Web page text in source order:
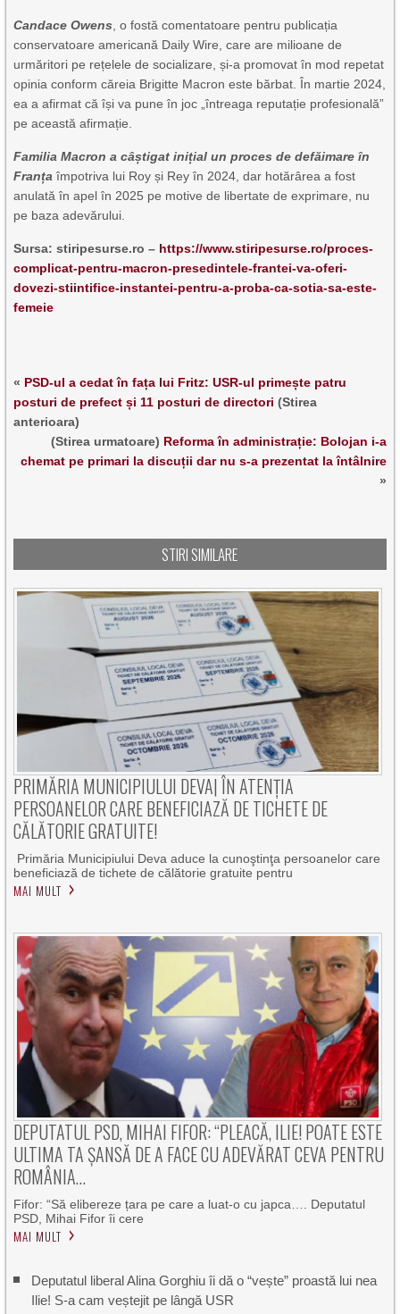
Candace Owens , o fostă comentatoare pentru publicația
conservatoare americană Daily Wire, care are milioane de
urmăritori pe rețelele de socializare, și-a promovat în mod repetat
opinia conform căreia Brigitte Macron este bărbat. În martie 2024,
ea a afirmat că își va pune în joc „întreaga reputație profesională”
pe această afirmație.
Familia Macron a câștigat inițial un proces de defăimare în
Franța împotriva lui Roy și Rey în 2024, dar hotărârea a fost
anulată în apel în 2025 pe motive de libertate de exprimare, nu
pe baza adevărului.
Sursa: stiripesurse.ro – https://www.stiripesurse.ro/proces-
complicat-pentru-macron-presedintele-frantei-va-oferi-
dovezi-stiintifice-instantei-pentru-a-proba-ca-sotia-sa-este-
femeie
« PSD-ul a cedat în fața lui Fritz: USR-ul primește patru
posturi de prefect și 11 posturi de directori (Stirea
anterioara)
(Stirea urmatoare) Reforma în administrație: Bolojan i-a
chemat pe primari la discuții dar nu s-a prezentat la întâlnire
»
STIRI SIMILARE
PRIMĂRIA MUNICIPIULUI DEVA| ÎN ATENȚIA
PERSOANELOR CARE BENEFICIAZĂ DE TICHETE DE
CĂLĂTORIE GRATUITE!
Primăria Municipiului Deva aduce la cunoştinţa persoanelor care
beneficiază de tichete de călătorie gratuite pentru
MAI MULT
DEPUTATUL PSD, MIHAI FIFOR: “PLEACĂ, ILIE! POATE ESTE
ULTIMA TA ȘANSĂ DE A FACE CU ADEVĂRAT CEVA PENTRU
ROMÂNIA…
Fifor: “Să elibereze țara pe care a luat-o cu japca…. Deputatul
PSD, Mihai Fifor îi cere
MAI MULT
Deputatul liberal Alina Gorghiu îi dă o “vește” proastă lui nea
Ilie! S-a cam veștejit pe lângă USR